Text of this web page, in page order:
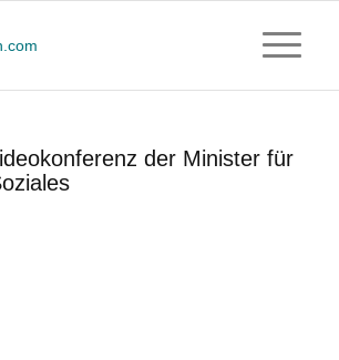
der Minister für